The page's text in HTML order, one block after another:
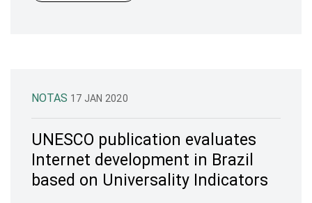
NOTAS 17 JAN 2020
UNESCO publication evaluates
Internet development in Brazil
based on Universality Indicators